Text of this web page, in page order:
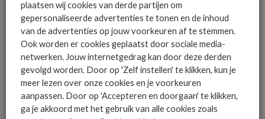
winst: minder CO2-uitstoot, meer autonomie en een veiliger
IT-landschap. Bovendien blijkt de aanpak kostenefficiënt.
Door apparaten korter in eerste gebruik in te zetten en
vervolgens te hergebruiken of recyclen, ontstaat een financieel
aantrekkelijk model dat tegelijkertijd de milieu-impact
beperkt.
De verwachting is dat dit model de komende jaren verder aan
plaatsen wij cookies van derde partijen om
gepersonaliseerde advertenties te tonen en de inhoud
van de advertenties op jouw voorkeuren af te stemmen.
Ook worden er cookies geplaatst door sociale media-
netwerken. Jouw internetgedrag kan door deze derden
gevolgd worden. Door op 'Zelf instellen' te klikken, kun je
meer lezen over onze cookies en je voorkeuren
aanpassen. Door op 'Accepteren en doorgaan' te klikken,
ga je akkoord met het gebruik van alle cookies zoals